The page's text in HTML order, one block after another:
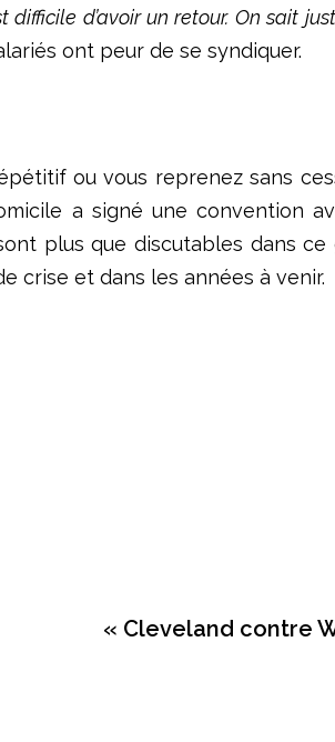
d’avoir un retour. On sait
ont peur de se syndiquer.
ou vous reprenez sans
a signé une convention
plus que discutables dans
crise et dans les années à venir.
« Cleveland contre